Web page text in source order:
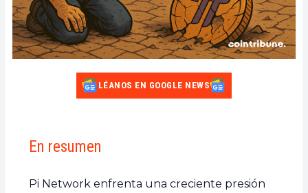
LÉANOS EN GOOGLE NEWS
En resumen
Pi Network enfrenta una creciente presión